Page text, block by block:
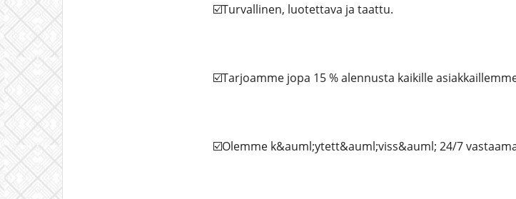
☑️Turvallinen, luotettava ja taattu.
☑️Tarjoamme jopa 15 % alennusta kaikille
☑️Olemme k&auml;ytett&auml;viss&auml; 24/7